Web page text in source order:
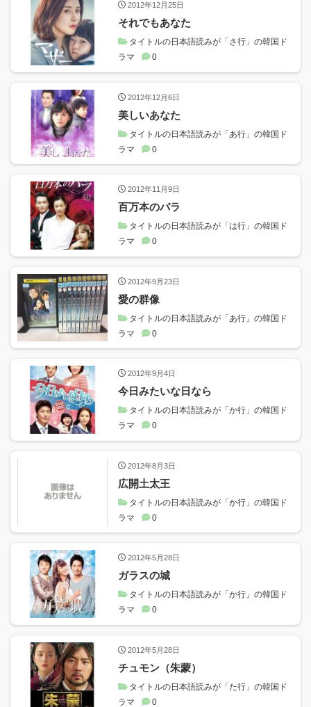
2012年12月25日
それでもあなた
タイトルの日本語読みが「さ行」の韓国ド
ラマ
0
2012年12月6日
美しいあなた
タイトルの日本語読みが「あ行」の韓国ド
ラマ
0
2012年11月9日
百万本のバラ
タイトルの日本語読みが「は行」の韓国ド
ラマ
0
2012年9月23日
愛の群像
タイトルの日本語読みが「あ行」の韓国ド
ラマ
0
2012年9月4日
今日みたいな日なら
タイトルの日本語読みが「か行」の韓国ド
ラマ
0
2012年8月3日
広開土太王
タイトルの日本語読みが「か行」の韓国ド
ラマ
0
2012年5月28日
ガラスの城
タイトルの日本語読みが「か行」の韓国ド
ラマ
0
2012年5月28日
チュモン（朱蒙）
タイトルの日本語読みが「た行」の韓国ド
ラマ
0